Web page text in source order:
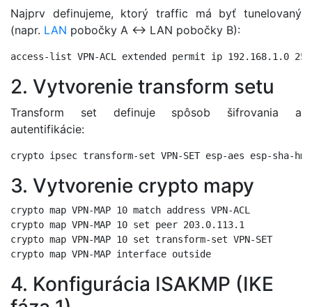
Najprv definujeme, ktorý traffic má byť tunelovaný
(napr. LAN pobočky A ↔ LAN pobočky B):
2. Vytvorenie transform setu
Transform set definuje spôsob šifrovania a
autentifikácie:
3. Vytvorenie crypto mapy
crypto map VPN-MAP 10 match address VPN-ACL
crypto map VPN-MAP 10 set peer 203.0.113.1
crypto map VPN-MAP 10 set transform-set VPN-SET
4. Konfigurácia ISAKMP (IKE